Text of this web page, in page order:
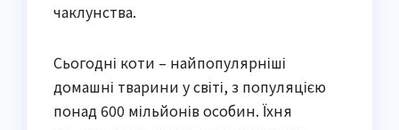
чаклунства.
Сьогодні коти – найпопулярніші
домашні тварини у світі, з популяцією
понад 600 мільйонів особин. Їхня